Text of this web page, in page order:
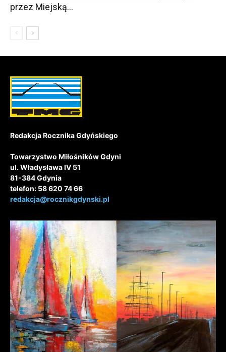
przez Miejską...
Redakcja Rocznika Gdyńskiego
Towarzystwo Miłośników Gdyni
ul. Władysława IV 51
81-384 Gdynia
telefon: 58 620 74 66
redakcja@rocznikgdynski.pl